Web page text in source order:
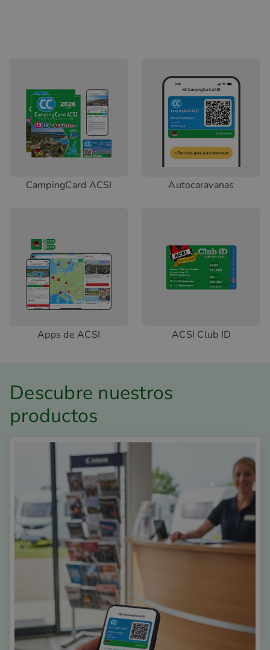
CampingCard ACSI Autocaravanas
Apps de ACSI ACSI Club ID
Descubre nuestros
productos